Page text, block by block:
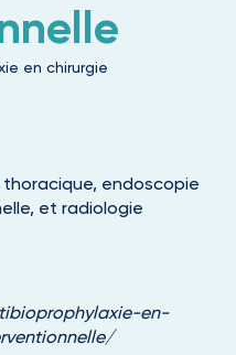
en chirurgie
thoracique, endoscopie
et radiologie
en-